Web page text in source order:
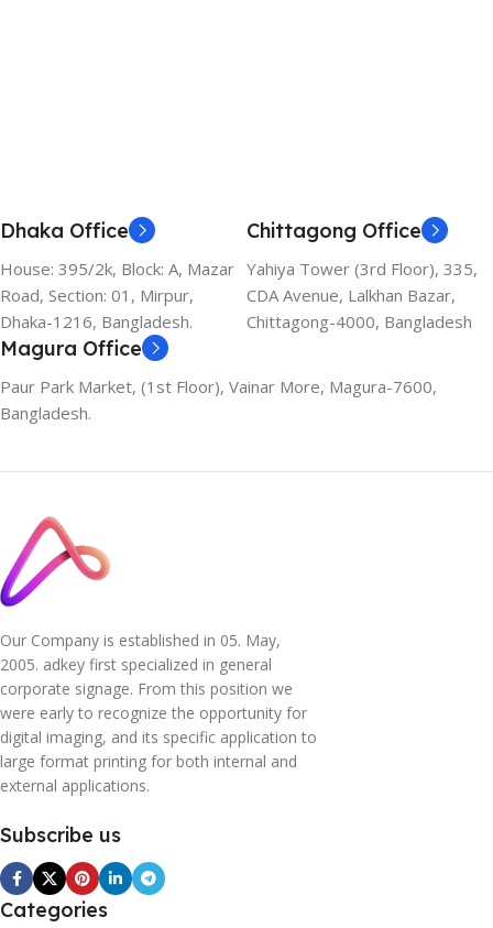
Dhaka Office
House: 395/2k, Block: A, Mazar
Road, Section: 01, Mirpur,
Dhaka-1216, Bangladesh.
Chittagong Office
Yahiya Tower (3rd Floor), 335,
CDA Avenue, Lalkhan Bazar,
Chittagong-4000, Bangladesh
Magura Office
Paur Park Market, (1st Floor), Vainar More, Magura-7600,
Bangladesh.
Our Company is established in 05. May,
2005. adkey first specialized in general
corporate signage. From this position we
were early to recognize the opportunity for
digital imaging, and its specific application to
large format printing for both internal and
external applications.
Subscribe us
Categories